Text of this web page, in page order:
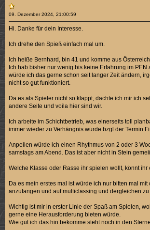
09. Dezember 2024, 21:00:59
Hi. Danke für dein Interesse.
Ich drehe den Spieß einfach mal um.
Ich heiße Bernhard, bin 41 und komme aus
Ich hab bisher nur wenig bis keine Erfahrung im PEN
würde ich das gerne schon seit langer Zeit ändern,
nicht so gut funktioniert.
Da es als Spieler nicht so klappt, dachte ich mir ich
andere Seite und voila hier sind wir.
Ich arbeite im Schichtbetrieb, was einerseits toll
immer wieder zu Verhängnis wurde bzgl der Termin
Anpeilen würde ich einen Rhythmus von 2 oder 3
samstags am Abend. Das ist aber nicht in Stein
Welche Klasse oder Rasse ihr spielen wollt, könnt ihr
Da es mein erstes mal ist würde ich nur bitten mal mit
anzufangen und auf multiclassing und dergleichen
Wichtig ist mir in erster Linie der Spaß am Spielen,
gerne eine Herausforderung bieten würde.
Wie gut ich das hin bekomme steht noch in den